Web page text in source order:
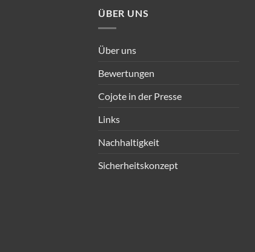
ÜBER UNS
Über uns
Bewertungen
Cojote in der Presse
Links
Nachhaltigkeit
Sicherheitskonzept